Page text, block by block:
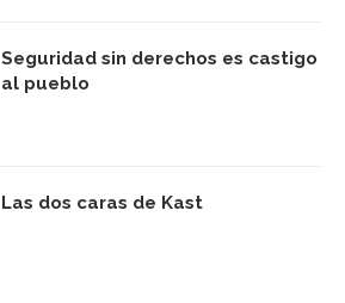
Seguridad sin derechos es castigo
al pueblo
Las dos caras de Kast